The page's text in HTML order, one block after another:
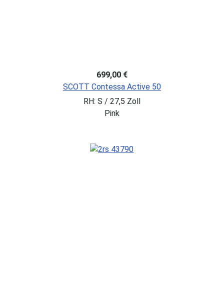
699,00 €
SCOTT Contessa Active 50
RH: S / 27,5 Zoll
Pink